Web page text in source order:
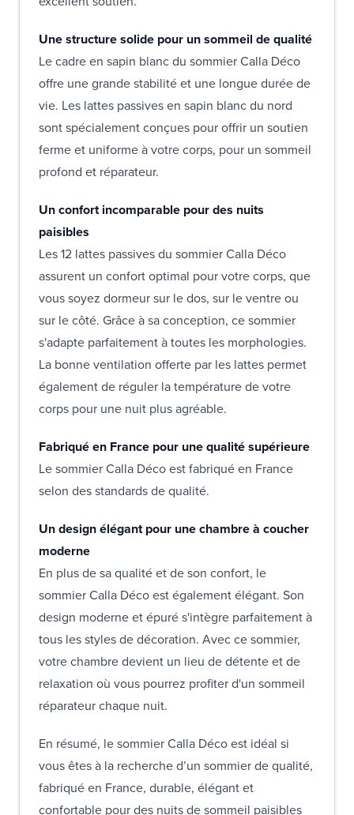
Une structure solide pour un sommeil de qualité
Le cadre en sapin blanc du sommier Calla Déco
offre une grande stabilité et une longue durée de
vie. Les lattes passives en sapin blanc du nord
sont spécialement conçues pour offrir un soutien
ferme et uniforme à votre corps, pour un sommeil
profond et réparateur.
Un confort incomparable pour des nuits
paisibles
Les 12 lattes passives du sommier Calla Déco
assurent un confort optimal pour votre corps, que
vous soyez dormeur sur le dos, sur le ventre ou
sur le côté. Grâce à sa conception, ce sommier
s'adapte parfaitement à toutes les morphologies.
La bonne ventilation offerte par les lattes permet
également de réguler la température de votre
corps pour une nuit plus agréable.
Fabriqué en France pour une qualité supérieure
Le sommier Calla Déco est fabriqué en France
selon des standards de qualité.
Un design élégant pour une chambre à coucher
moderne
En plus de sa qualité et de son confort, le
sommier Calla Déco est également élégant. Son
design moderne et épuré s'intègre parfaitement à
tous les styles de décoration. Avec ce sommier,
votre chambre devient un lieu de détente et de
relaxation où vous pourrez profiter d'un sommeil
réparateur chaque nuit.
En résumé, le sommier Calla Déco est idéal si
vous êtes à la recherche d’un sommier de qualité,
fabriqué en France, durable, élégant et
confortable pour des nuits de sommeil paisibles